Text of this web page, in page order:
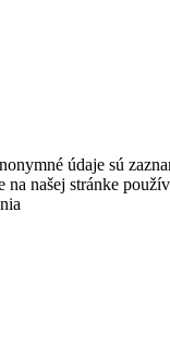
údaje sú
našej stránke